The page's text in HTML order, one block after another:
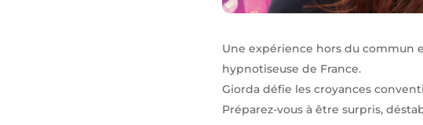
Une expérience hors du commun
hypnotiseuse de France.
Giorda défie les croyances
Préparez-vous à être surpris,